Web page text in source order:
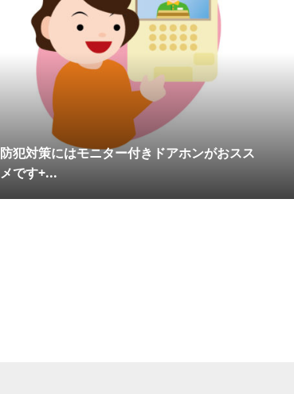
防犯対策にはモニター付きドアホンがおスス
メです+...